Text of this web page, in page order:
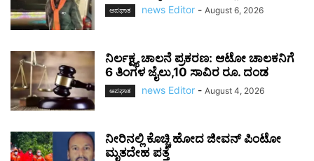
ಅಪಘಾತ news Editor - August 6, 2026
ನಿರ್ಲಕ್ಷ್ಯ ಚಾಲನೆ ಪ್ರಕರಣ: ಆಟೋ ಚಾಲಕನಿಗೆ
6 ತಿಂಗಳ ಜೈಲು,10 ಸಾವಿರ ರೂ. ದಂಡ
ಅಪಘಾತ news Editor - August 4, 2026
ನೀರಿನಲ್ಲಿ ಕೊಚ್ಚಿ ಹೋದ ಜೀವನ್ ಪಿಂಟೋ
ಮೃತದೇಹ ಪತ್ತೆ